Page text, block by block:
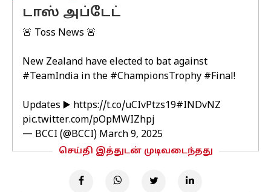
டாஸ் அப்டேட்
🚨 Toss News 🚨
New Zealand have elected to bat against
#TeamIndia in the #ChampionsTrophy #Final!
Updates ▶️ https://t.co/uCIvPtzs19#INDvNZ
pic.twitter.com/pOpMWIZhpj
— BCCI (@BCCI) March 9, 2025
செய்தி இத்துடன் முடிவடைந்தது